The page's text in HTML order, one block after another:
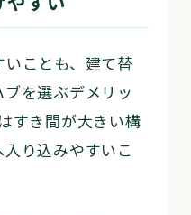
ことも、建て替
を選ぶデメリッ
すき間が大きい構
り込みやすいこ